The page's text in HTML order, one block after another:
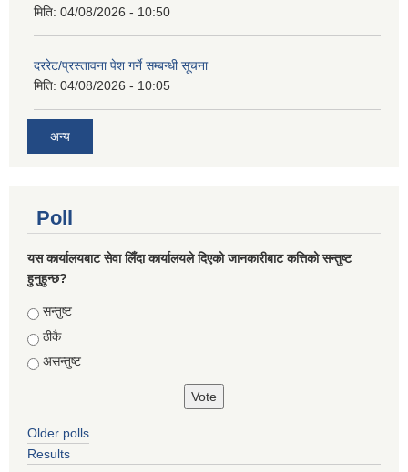
मिति: 04/08/2026 - 10:50
दररेट/प्रस्तावना पेश गर्ने सम्बन्धी सूचना
मिति: 04/08/2026 - 10:05
अन्य
Poll
यस कार्यालयबाट सेवा लिँदा कार्यालयले दिएको जानकारीबाट कत्तिको सन्तुष्ट
हुनुहुन्छ?
Choices
सन्तुष्ट
ठीकै
असन्तुष्ट
Older polls
Results